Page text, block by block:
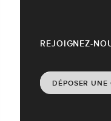
REJOIGNEZ-
DÉPOSER